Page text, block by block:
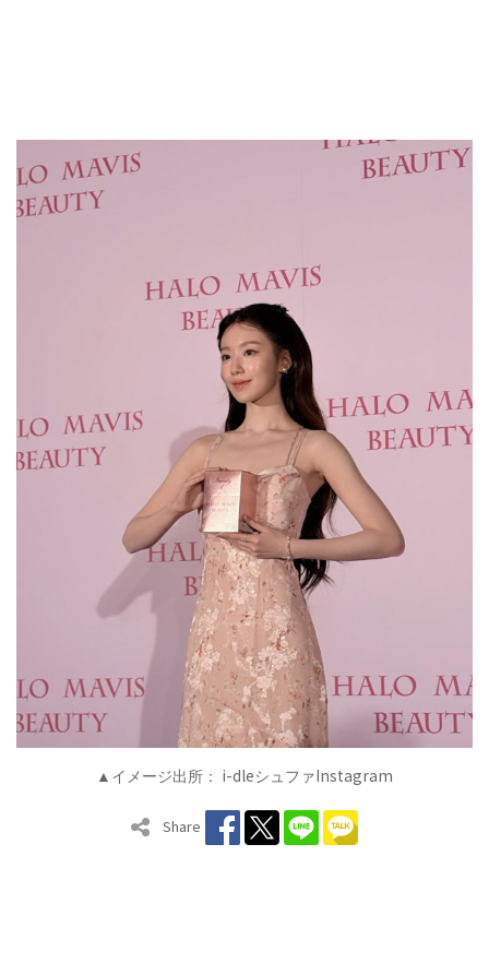
▲イメージ出所： i-dleシュファInstagram
Share